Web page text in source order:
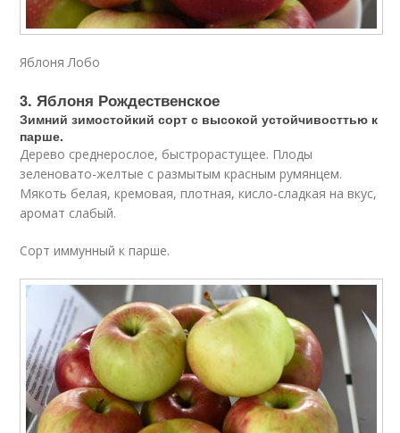
Яблоня Лобо
3. Яблоня Рождественское
Зимний зимостойкий сорт с высокой устойчивосттью к
парше.
Дерево среднерослое, быстрорастущее. Плоды
зеленовато-желтые с размытым красным румянцем.
Мякоть белая, кремовая, плотная, кисло-сладкая на вкус,
аромат слабый.
Сорт иммунный к парше.